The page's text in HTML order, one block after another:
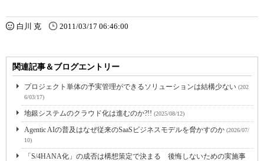
白川 克 2011/03/17 06:46:00
関連記事＆ブログエントリー
プロジェクト単体の予実管理ができるソリューションは結構少ない (202
6/03/17)
地銀システムのクラウド化は進むのか?!! (2025/08/12)
Agentic AIの普及はなぜ従来のSaaSビジネスモデルを脅かすのか (2026/07/
10)
「S/4HANA化」の成否は構想策定で決まる 後悔しないための実施事